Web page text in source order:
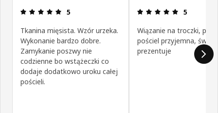
Opinia: 5 na 5 gwiazdki.
5
Tkanina mięsista. Wzór urzeka.
Wykonanie bardzo dobre.
Zamykanie poszwy nie
codzienne bo wstążeczki co
dodaje dodatkowo uroku całej
pościeli.
Opinia: 5
5
Wiązanie na troczki,
pościel przyjemna,
prezentuje